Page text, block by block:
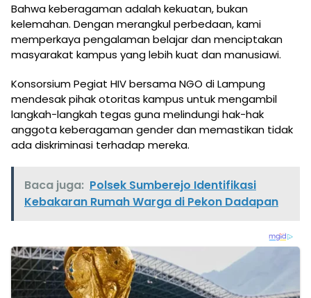
Bahwa keberagaman adalah kekuatan, bukan
kelemahan. Dengan merangkul perbedaan, kami
memperkaya pengalaman belajar dan menciptakan
masyarakat kampus yang lebih kuat dan manusiawi.
Konsorsium Pegiat HIV bersama NGO di Lampung
mendesak pihak otoritas kampus untuk mengambil
langkah-langkah tegas guna melindungi hak-hak
anggota keberagaman gender dan memastikan tidak
ada diskriminasi terhadap mereka.
Baca juga: Polsek Sumberejo Identifikasi
Kebakaran Rumah Warga di Pekon Dadapan